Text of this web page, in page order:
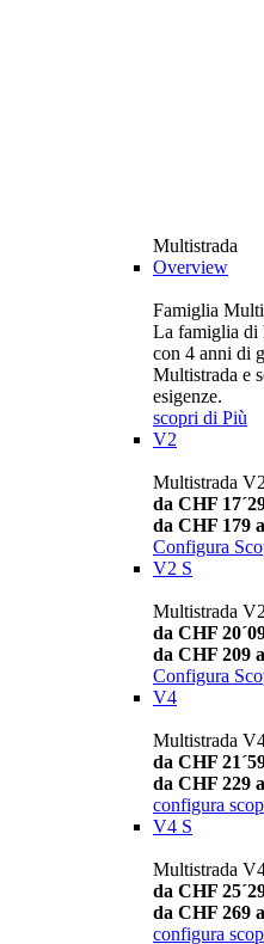
Multistrada
Overview
Famiglia
La famiglia di
con 4 anni di
Multistrada e
esigenze.
scopri di Più
V2
Multistrada V2
da CHF
da CHF 179
Configura
V2 S
Multistrada
da CHF
da CHF 209
Configura
V4
Multistrada
da CHF
da CHF 229
configura
V4 S
Multistrada
da CHF
da CHF 269
configura